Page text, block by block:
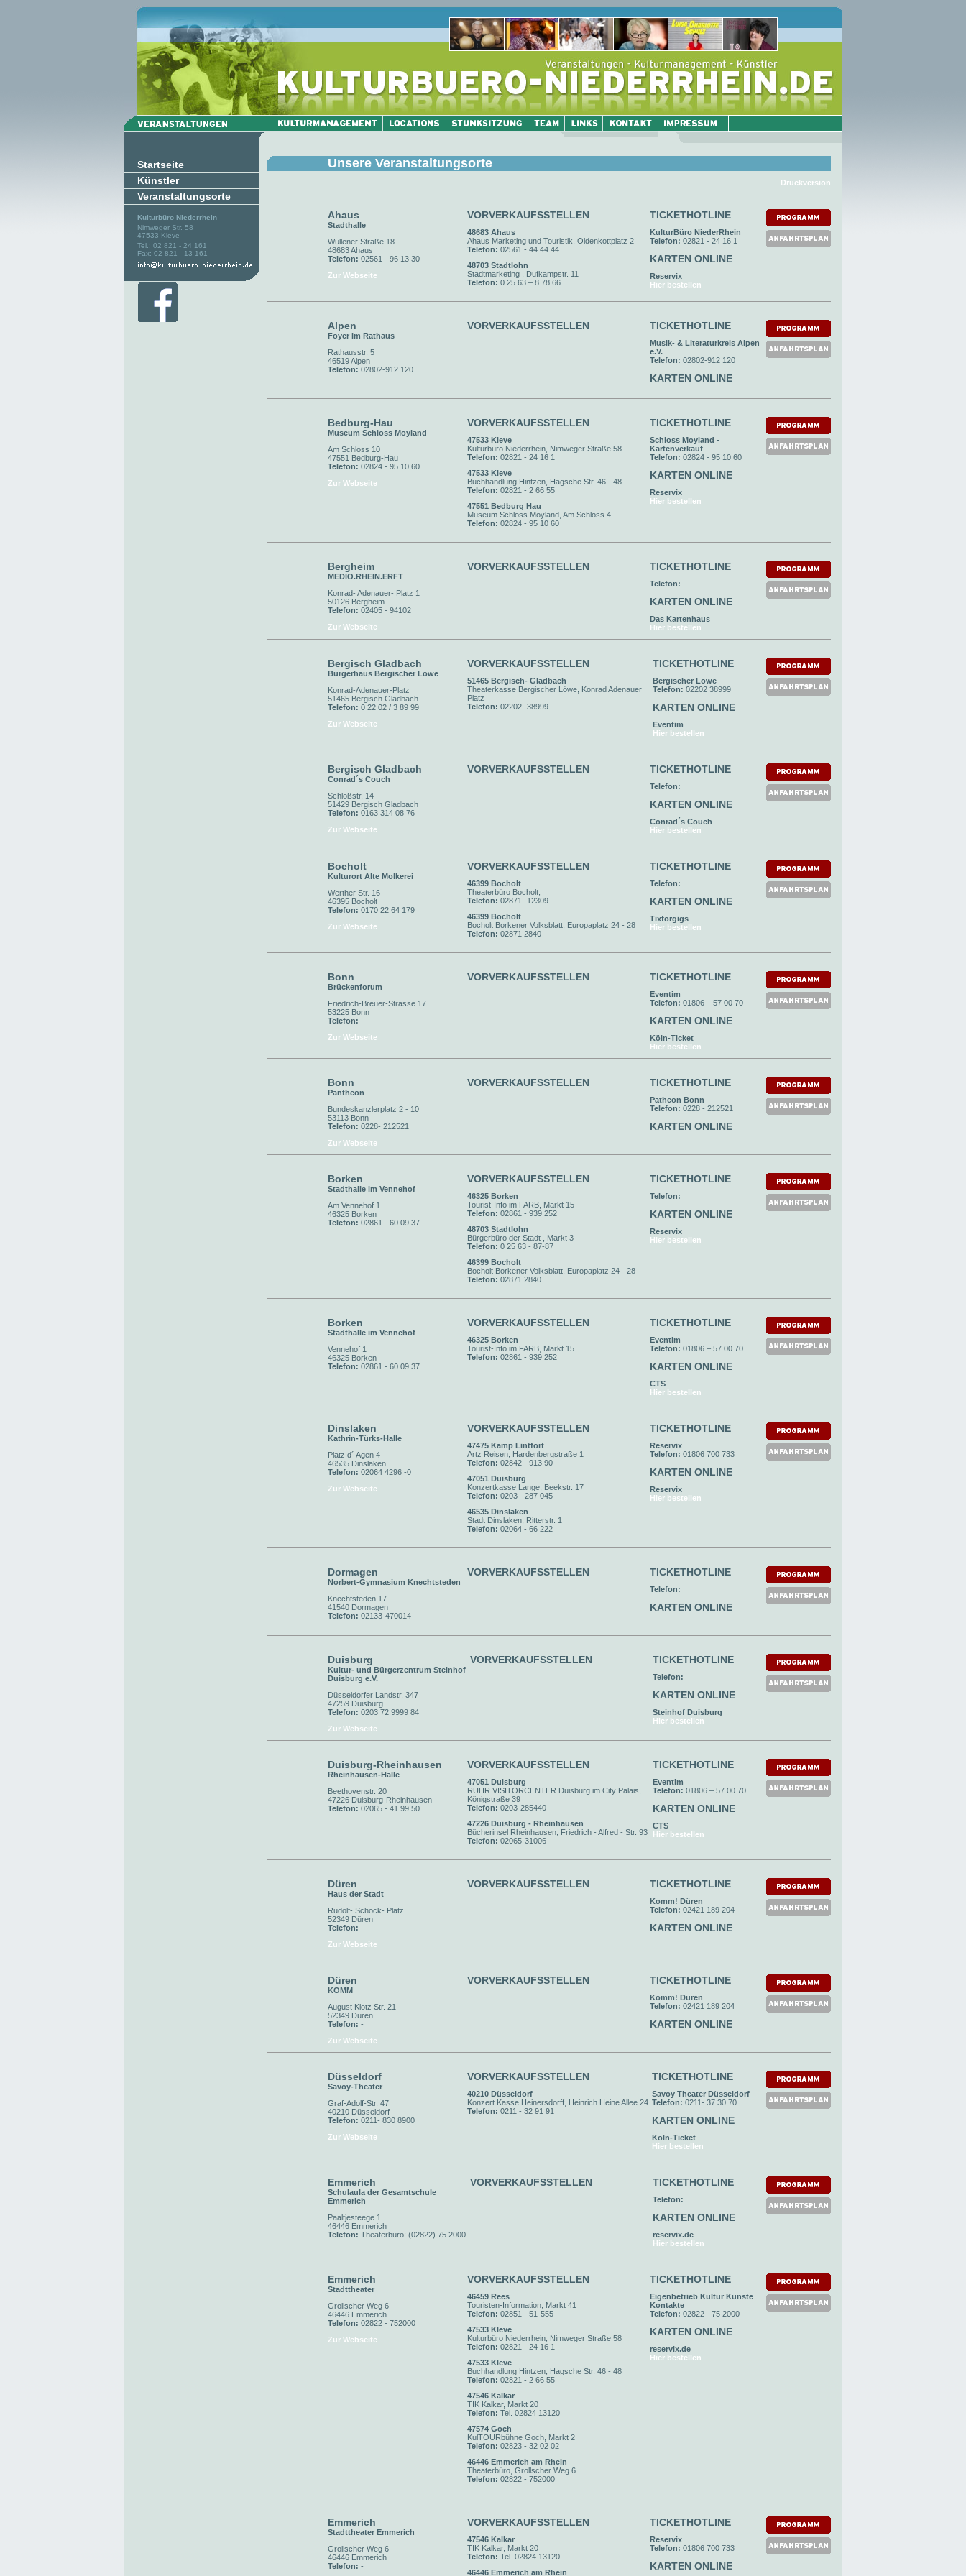
Startseite
Künstler
Veranstaltungsorte
Kulturbüro Niederrhein
Nimweger Str. 58
47533 Kleve
Tel.: 02 821 - 24 161
Fax: 02 821 - 13 161
Unsere Veranstaltungsorte
Druckversion
Ahaus
Stadthalle
Wüllener Straße 18
48683 Ahaus
Telefon: 02561 - 96 13 30
Zur Webseite
VORVERKAUFSSTELLEN
48683 Ahaus
Ahaus Marketing und Touristik, Oldenkottplatz 2
Telefon: 02561 - 44 44 44
48703 Stadtlohn
Stadtmarketing , Dufkampstr. 11
Telefon: 0 25 63 – 8 78 66
TICKETHOTLINE
KulturBüro NiederRhein
Telefon: 02821 - 24 16 1
KARTEN ONLINE
Reservix
Hier bestellen
Alpen
Foyer im Rathaus
Rathausstr. 5
46519 Alpen
Telefon: 02802-912 120
VORVERKAUFSSTELLEN TICKETHOTLINE
Musik- & Literaturkreis Alpen
e.V.
Telefon: 02802-912 120
KARTEN ONLINE
Bedburg-Hau
Museum Schloss Moyland
Am Schloss 10
47551 Bedburg-Hau
Telefon: 02824 - 95 10 60
Zur Webseite
VORVERKAUFSSTELLEN
47533 Kleve
Kulturbüro Niederrhein, Nimweger Straße 58
Telefon: 02821 - 24 16 1
47533 Kleve
Buchhandlung Hintzen, Hagsche Str. 46 - 48
Telefon: 02821 - 2 66 55
47551 Bedburg Hau
Museum Schloss Moyland, Am Schloss 4
Telefon: 02824 - 95 10 60
TICKETHOTLINE
Schloss Moyland -
Kartenverkauf
Telefon: 02824 - 95 10 60
KARTEN ONLINE
Reservix
Hier bestellen
Bergheim
MEDIO.RHEIN.ERFT
Konrad- Adenauer- Platz 1
50126 Bergheim
Telefon: 02405 - 94102
Zur Webseite
VORVERKAUFSSTELLEN TICKETHOTLINE
Telefon:
KARTEN ONLINE
Das Kartenhaus
Hier bestellen
Bergisch Gladbach
Bürgerhaus Bergischer Löwe
Konrad-Adenauer-Platz
51465 Bergisch Gladbach
Telefon: 0 22 02 / 3 89 99
Zur Webseite
VORVERKAUFSSTELLEN
51465 Bergisch- Gladbach
Theaterkasse Bergischer Löwe, Konrad Adenauer
Platz
Telefon: 02202- 38999
TICKETHOTLINE
Bergischer Löwe
Telefon: 02202 38999
KARTEN ONLINE
Eventim
Hier bestellen
Bergisch Gladbach
Conrad´s Couch
Schloßstr. 14
51429 Bergisch Gladbach
Telefon: 0163 314 08 76
Zur Webseite
VORVERKAUFSSTELLEN TICKETHOTLINE
Telefon:
KARTEN ONLINE
Conrad´s Couch
Hier bestellen
Bocholt
Kulturort Alte Molkerei
Werther Str. 16
46395 Bocholt
Telefon: 0170 22 64 179
Zur Webseite
VORVERKAUFSSTELLEN
46399 Bocholt
Theaterbüro Bocholt,
Telefon: 02871- 12309
46399 Bocholt
Bocholt Borkener Volksblatt, Europaplatz 24 - 28
Telefon: 02871 2840
TICKETHOTLINE
Telefon:
KARTEN ONLINE
Tixforgigs
Hier bestellen
Bonn
Brückenforum
Friedrich-Breuer-Strasse 17
53225 Bonn
Telefon: -
Zur Webseite
VORVERKAUFSSTELLEN TICKETHOTLINE
Eventim
Telefon: 01806 – 57 00 70
KARTEN ONLINE
Köln-Ticket
Hier bestellen
Bonn
Pantheon
Bundeskanzlerplatz 2 - 10
53113 Bonn
Telefon: 0228- 212521
Zur Webseite
VORVERKAUFSSTELLEN TICKETHOTLINE
Patheon Bonn
Telefon: 0228 - 212521
KARTEN ONLINE
Borken
Stadthalle im Vennehof
Am Vennehof 1
46325 Borken
Telefon: 02861 - 60 09 37
VORVERKAUFSSTELLEN
46325 Borken
Tourist-Info im FARB, Markt 15
Telefon: 02861 - 939 252
48703 Stadtlohn
Bürgerbüro der Stadt , Markt 3
Telefon: 0 25 63 - 87-87
46399 Bocholt
Bocholt Borkener Volksblatt, Europaplatz 24 - 28
Telefon: 02871 2840
TICKETHOTLINE
Telefon:
KARTEN ONLINE
Reservix
Hier bestellen
Borken
Stadthalle im Vennehof
Vennehof 1
46325 Borken
Telefon: 02861 - 60 09 37
VORVERKAUFSSTELLEN
46325 Borken
Tourist-Info im FARB, Markt 15
Telefon: 02861 - 939 252
TICKETHOTLINE
Eventim
Telefon: 01806 – 57 00 70
KARTEN ONLINE
CTS
Hier bestellen
Dinslaken
Kathrin-Türks-Halle
Platz d´ Agen 4
46535 Dinslaken
Telefon: 02064 4296 -0
Zur Webseite
VORVERKAUFSSTELLEN
47475 Kamp Lintfort
Artz Reisen, Hardenbergstraße 1
Telefon: 02842 - 913 90
47051 Duisburg
Konzertkasse Lange, Beekstr. 17
Telefon: 0203 - 287 045
46535 Dinslaken
Stadt Dinslaken, Ritterstr. 1
Telefon: 02064 - 66 222
TICKETHOTLINE
Reservix
Telefon: 01806 700 733
KARTEN ONLINE
Reservix
Hier bestellen
Dormagen
Norbert-Gymnasium Knechtsteden
Knechtsteden 17
41540 Dormagen
Telefon: 02133-470014
VORVERKAUFSSTELLEN TICKETHOTLINE
Telefon:
KARTEN ONLINE
Duisburg
Kultur- und Bürgerzentrum Steinhof
Duisburg e.V.
Düsseldorfer Landstr. 347
47259 Duisburg
Telefon: 0203 72 9999 84
Zur Webseite
VORVERKAUFSSTELLEN TICKETHOTLINE
Telefon:
KARTEN ONLINE
Steinhof Duisburg
Hier bestellen
Duisburg-Rheinhausen
Rheinhausen-Halle
Beethovenstr. 20
47226 Duisburg-Rheinhausen
Telefon: 02065 - 41 99 50
VORVERKAUFSSTELLEN
47051 Duisburg
RUHR.VISITORCENTER Duisburg im City Palais,
Königstraße 39
Telefon: 0203-285440
47226 Duisburg - Rheinhausen
Bücherinsel Rheinhausen, Friedrich - Alfred - Str. 93
Telefon: 02065-31006
TICKETHOTLINE
Eventim
Telefon: 01806 – 57 00 70
KARTEN ONLINE
CTS
Hier bestellen
Düren
Haus der Stadt
Rudolf- Schock- Platz
52349 Düren
Telefon: -
Zur Webseite
VORVERKAUFSSTELLEN TICKETHOTLINE
Komm! Düren
Telefon: 02421 189 204
KARTEN ONLINE
Düren
KOMM
August Klotz Str. 21
52349 Düren
Telefon: -
Zur Webseite
VORVERKAUFSSTELLEN TICKETHOTLINE
Komm! Düren
Telefon: 02421 189 204
KARTEN ONLINE
Düsseldorf
Savoy-Theater
Graf-Adolf-Str. 47
40210 Düsseldorf
Telefon: 0211- 830 8900
Zur Webseite
VORVERKAUFSSTELLEN
40210 Düsseldorf
Konzert Kasse Heinersdorff, Heinrich Heine Allee 24
Telefon: 0211 - 32 91 91
TICKETHOTLINE
Savoy Theater Düsseldorf
Telefon: 0211- 37 30 70
KARTEN ONLINE
Köln-Ticket
Hier bestellen
Emmerich
Schulaula der Gesamtschule
Emmerich
Paaltjesteege 1
46446 Emmerich
Telefon: Theaterbüro: (02822) 75 2000
VORVERKAUFSSTELLEN TICKETHOTLINE
Telefon:
KARTEN ONLINE
reservix.de
Hier bestellen
Emmerich
Stadttheater
Grollscher Weg 6
46446 Emmerich
Telefon: 02822 - 752000
Zur Webseite
VORVERKAUFSSTELLEN
46459 Rees
Touristen-Information, Markt 41
Telefon: 02851 - 51-555
47533 Kleve
Kulturbüro Niederrhein, Nimweger Straße 58
Telefon: 02821 - 24 16 1
47533 Kleve
Buchhandlung Hintzen, Hagsche Str. 46 - 48
Telefon: 02821 - 2 66 55
47546 Kalkar
TIK Kalkar, Markt 20
Telefon: Tel. 02824 13120
47574 Goch
KulTOURbühne Goch, Markt 2
Telefon: 02823 - 32 02 02
46446 Emmerich am Rhein
Theaterbüro, Grollscher Weg 6
Telefon: 02822 - 752000
TICKETHOTLINE
Eigenbetrieb Kultur Künste
Kontakte
Telefon: 02822 - 75 2000
KARTEN ONLINE
reservix.de
Hier bestellen
Emmerich
Stadttheater Emmerich
Grollscher Weg 6
46446 Emmerich
Telefon: -
VORVERKAUFSSTELLEN
47546 Kalkar
TIK Kalkar, Markt 20
Telefon: Tel. 02824 13120
46446 Emmerich am Rhein
TICKETHOTLINE
Reservix
Telefon: 01806 700 733
KARTEN ONLINE